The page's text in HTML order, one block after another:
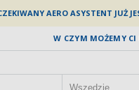
AERO ASYSTENT JUŻ
W CZYM MOŻEMY CI